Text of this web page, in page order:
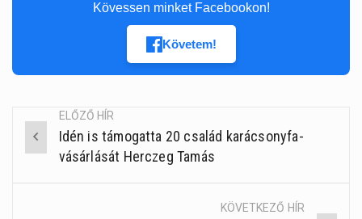
Kövessen minket Facebookon!
Követem!
Post
navigation
ELŐZŐ HÍR
Idén is támogatta 20 család karácsonyfa-
vásárlását Herczeg Tamás
KÖVETKEZŐ HÍR